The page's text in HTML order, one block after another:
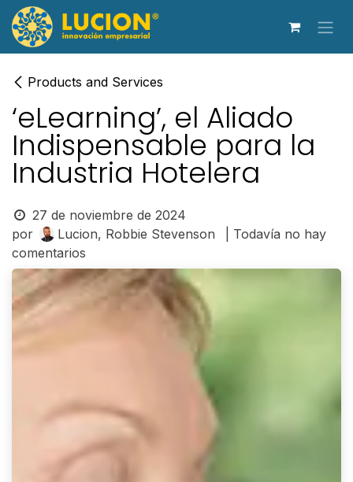
Ir al contenido
Products and Services
‘eLearning’, el Aliado
Indispensable para la
Industria Hotelera
27 de noviembre de 2024
por
Lucion, Robbie Stevenson
| Todavía no hay
comentarios